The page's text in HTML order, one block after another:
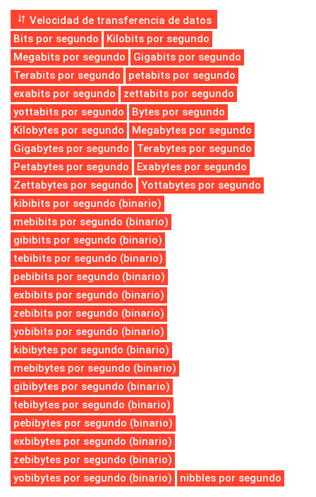
Velocidad de transferencia de datos
Bits por segundo
Kilobits por segundo
Megabits por segundo
Gigabits por segundo
Terabits por segundo
petabits por segundo
exabits por segundo
zettabits por segundo
yottabits por segundo
Bytes por segundo
Kilobytes por segundo
Megabytes por segundo
Gigabytes por segundo
Terabytes por segundo
Petabytes por segundo
Exabytes por segundo
Zettabytes por segundo
Yottabytes por segundo
kibibits por segundo (binario)
mebibits por segundo (binario)
gibibits por segundo (binario)
tebibits por segundo (binario)
pebibits por segundo (binario)
exbibits por segundo (binario)
zebibits por segundo (binario)
yobibits por segundo (binario)
kibibytes por segundo (binario)
mebibytes por segundo (binario)
gibibytes por segundo (binario)
tebibytes por segundo (binario)
pebibytes por segundo (binario)
exbibytes por segundo (binario)
zebibytes por segundo (binario)
yobibytes por segundo (binario)
nibbles por segundo